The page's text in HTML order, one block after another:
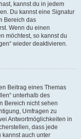
kannst du in jedem
Du kannst eine Signatur
Bereich das
Wenn du einen
möchtest, so kannst du
wieder deaktivieren.
Beitrag eines Themas
unterhalb des
Bereich nicht sehen
Umfragen zu
Antwortmöglichkeiten in
dass jede
kannst auch unter